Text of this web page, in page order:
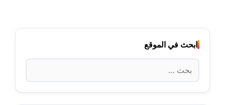
ابحث في الموقع
البحث
عن: